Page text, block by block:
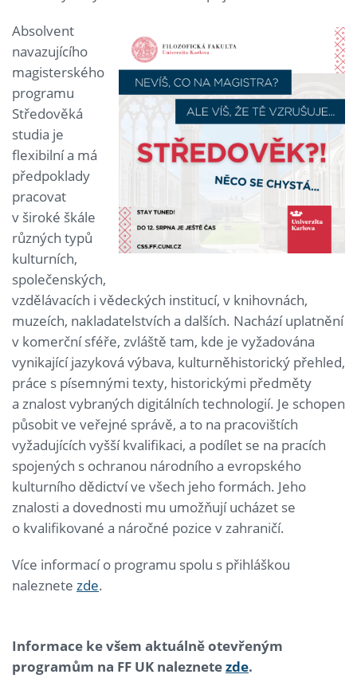
Absolvent
navazujícího
magisterského
programu
Středověká
studia je
flexibilní a má
předpoklady
pracovat
v široké škále
různých typů
kulturních,
společenských,
vzdělávacích i vědeckých institucí, v knihovnách,
muzeích, nakladatelstvích a dalších. Nachází uplatnění
v komerční sféře, zvláště tam, kde je vyžadována
vynikající jazyková výbava, kulturněhistorický přehled,
práce s písemnými texty, historickými předměty
a znalost vybraných digitálních technologií. Je schopen
působit ve veřejné správě, a to na pracovištích
vyžadujících vyšší kvalifikaci, a podílet se na pracích
spojených s ochranou národního a evropského
kulturního dědictví ve všech jeho formách. Jeho
znalosti a dovednosti mu umožňují ucházet se
o kvalifikované a náročné pozice v zahraničí.
Více informací o programu spolu s přihláškou
naleznete zde.
Informace ke všem aktuálně otevřeným
programům na FF UK naleznetezde.